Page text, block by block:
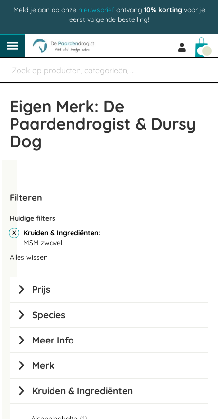
Meld je aan op onze nieuwsbriefontvang 10% korting voor je
eerst volgende bestelling!
Eigen Merk: De
Paardendrogist & Dursy
Dog
Filteren
Huidige filters
Kruiden & Ingrediënten
MSM zwavel
Alles wissen
Prijs
Species
Meer Info
Merk
Kruiden & Ingrediënten